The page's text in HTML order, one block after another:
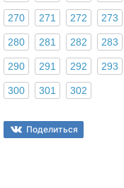
270 271 272 273
280 281 282 283
290 291 292 293
300 301 302
Поделиться